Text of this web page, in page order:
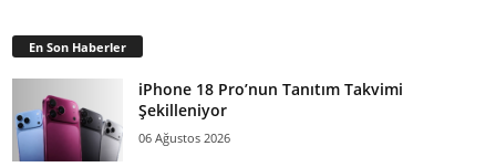
En Son Haberler
iPhone 18 Pro’nun Tanıtım Takvimi
Şekilleniyor
06 Ağustos 2026